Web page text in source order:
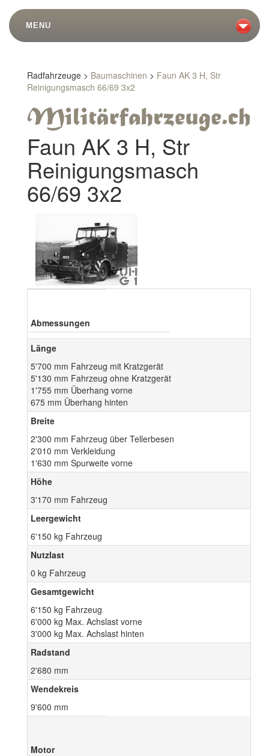
MENU
Radfahrzeuge > Baumaschinen > Faun AK 3 H, Str
Reinigungsmasch 66/69 3x2
Faun AK 3 H, Str
Reinigungsmasch
66/69 3x2
Abmessungen
Länge
5'700 mm Fahrzeug mit Kratzgerät
5'130 mm Fahrzeug ohne Kratzgerät
1'755 mm Überhang vorne
675 mm Überhang hinten
Breite
2'300 mm Fahrzeug über Tellerbesen
2'010 mm Verkleidung
1'630 mm Spurweite vorne
Höhe
3'170 mm Fahrzeug
Leergewicht
6'150 kg Fahrzeug
Nutzlast
0 kg Fahrzeug
Gesamtgewicht
6'150 kg Fahrzeug
6'000 kg Max. Achslast vorne
3'000 kg Max. Achslast hinten
Radstand
2'680 mm
Wendekreis
9'600 mm
Motor